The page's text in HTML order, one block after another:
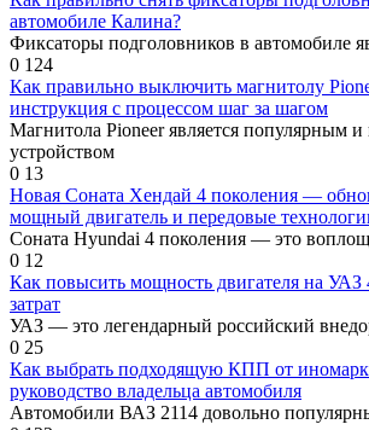
автомобиле Калина?
Фиксаторы подголовников в автомобиле
0 124
Как правильно выключить магнитолу
инструкция с процессом шаг за шагом
Магнитола Pioneer является популярным
устройством
0 13
Новая Соната Хендай 4 поколения —
мощный двигатель и передовые
Соната Hyundai 4 поколения — это
0 12
Как повысить мощность двигателя на УАЗ
затрат
УАЗ — это легендарный российский
0 25
Как выбрать подходящую КПП от
руководство владельца автомобиля
Автомобили ВАЗ 2114 довольно